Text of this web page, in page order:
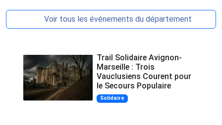
Voir tous les événements du département
Trail Solidaire Avignon-
Marseille : Trois
Vauclusiens Courent pour
le Secours Populaire
Solidaire